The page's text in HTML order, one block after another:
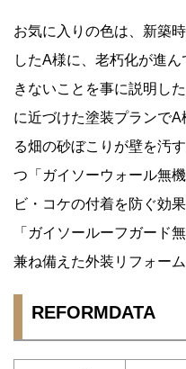
お気に入りの色は、新築
したA様に、老朽化が進
きないことを事に説明し
に近づけた塗装プランで
る畑の砂ぼこりが壁を汚
つ「ガイソーウォール無
ビ・コケの付着を防ぐ効
「ガイソールーフガード
兼ね備えた外装リフォーム
REFORMDATA